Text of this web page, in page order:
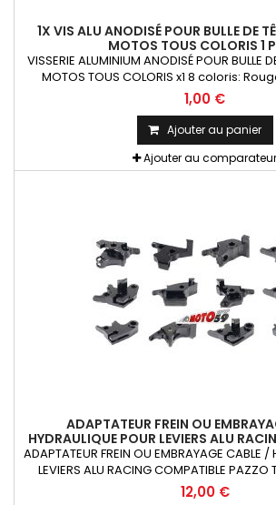
1X VIS ALU ANODISÉ POUR BULLE DE
MOTOS TOUS COLORIS 1
VISSERIE ALUMINIUM ANODISÉ POUR BULLE
MOTOS TOUS COLORIS x1 8 coloris:
Argent, Titanium, Or, Noir et VertKit= Vis
caoutchouc fileté + rondelle La
1,00 €
Ajouter au panier
Ajouter au comparateur
ADAPTATEUR FREIN OU
HYDRAULIQUE POUR LEVIERS ALU
TITAX CHAFT PUIG
ADAPTATEUR FREIN OU EMBRAYAGE CABLE /
LEVIERS ALU RACING COMPATIBLE PAZZO
RIZOMA 1 pièce
12,00 €